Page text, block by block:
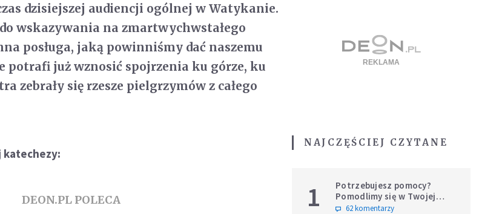
dzisiejszej audiencji ogólnej w Watykanie.
do wskazywania na zmartwychwstałego
posługa, jaką powinniśmy dać naszemu
potrafi już wznosić spojrzenia ku górze, ku
zebrały się rzesze pielgrzymów z całego
DEON.PL POLECA
NAJCZĘŚCIEJ CZYTANE
1
Potrzebujesz pomocy?
Pomodlimy się w Twojej
intencji
62 komentarzy